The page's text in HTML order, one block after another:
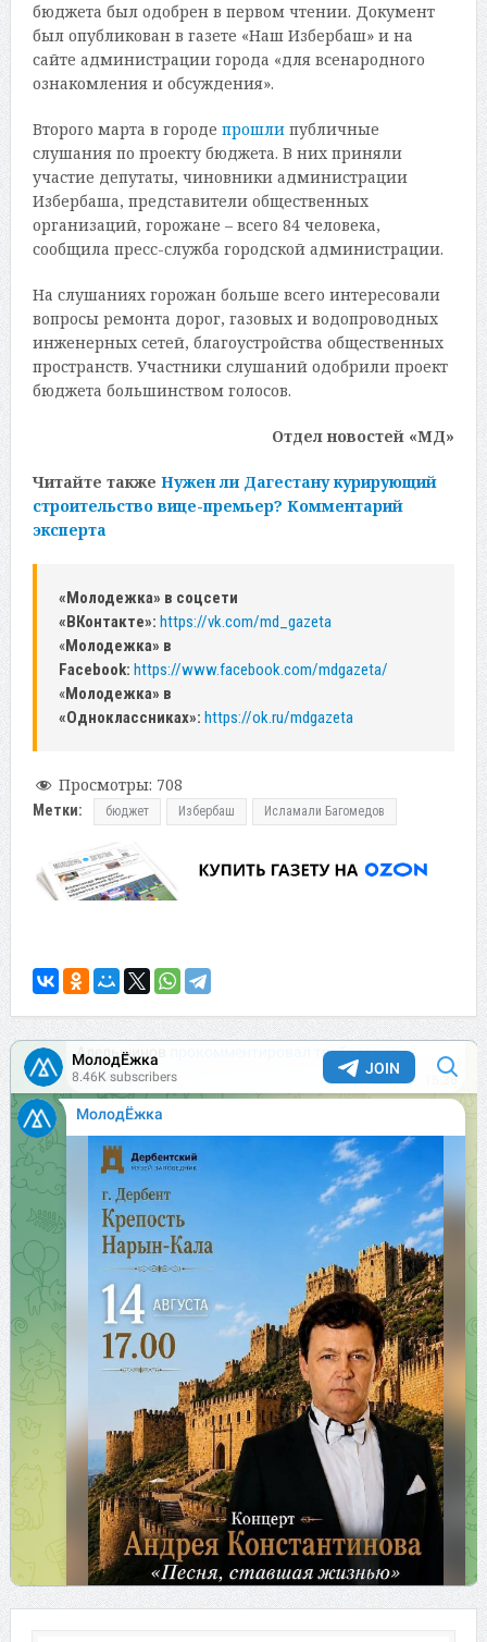
бюджета был одобрен в первом чтении. Документ
был опубликован в газете «Наш Избербаш» и на
сайте администрации города «для всенародного
ознакомления и обсуждения».
Второго марта в городе прошлипубличные
слушания по проекту бюджета. В них приняли
участие депутаты, чиновники администрации
Избербаша, представители общественных
организаций, горожане – всего 84 человека,
сообщила пресс-служба городской администрации.
На слушаниях горожан больше всего интересовали
вопросы ремонта дорог, газовых и водопроводных
инженерных сетей, благоустройства общественных
пространств. Участники слушаний одобрили проект
бюджета большинством голосов.
Отдел новостей «МД»
Читайте также Нужен ли Дагестану курирующий
строительство вице-премьер? Комментарий
эксперта
«Молодежка» в соцсети
«ВКонтакте»: https://vk.com/md_gazeta
«Молодежка» в
Facebook: https://www.facebook.com/mdgazeta/
«Молодежка» в
«Одноклассниках»: https://ok.ru/mdgazeta
Просмотры: 708
Метки: бюджет Избербаш Исламали Багомедов